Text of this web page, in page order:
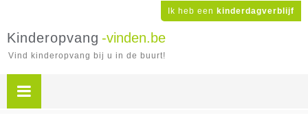
Ik heb een kinderdagverblijf
Kinderopvang -vinden.be
Vind kinderopvang bij u in de buurt!